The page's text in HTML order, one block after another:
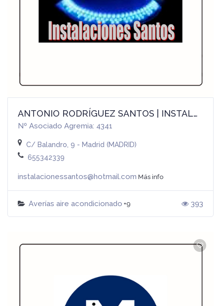
ANTONIO RODRÍGUEZ SANTOS | INSTALACIONES SANTOS
Nº Asociado Agremia: 4341
C/ Balandro, 9 - Madrid (MADRID)
655342339
instalacionessantos@hotmail.com Más info
Averías aire acondicionado +9 393